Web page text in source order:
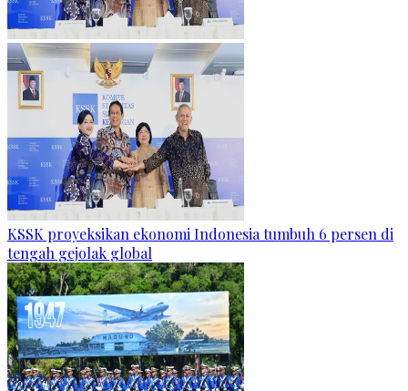
KSSK proyeksikan ekonomi Indonesia tumbuh 6 persen di
tengah gejolak global